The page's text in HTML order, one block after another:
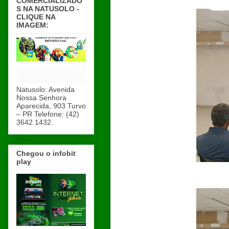
S NA NATUSOLO -
CLIQUE NA
IMAGEM:
Natusolo: Avenida
Nossa Senhora
Aparecida, 903 Turvo
– PR Telefone: (42)
3642 1432.
Chegou o infobit
play